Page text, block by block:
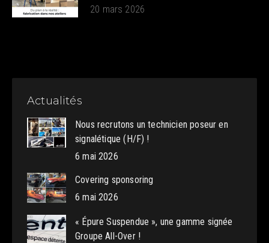
20 mars 2026
Actualités
Nous recrutons un technicien poseur en
signalétique (H/F) !
6 mai 2026
Covering sponsoring
6 mai 2026
« Épure Suspendue », une gamme signée
Groupe All-Over !